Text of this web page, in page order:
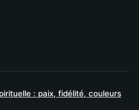
: paix, fidélité, couleurs